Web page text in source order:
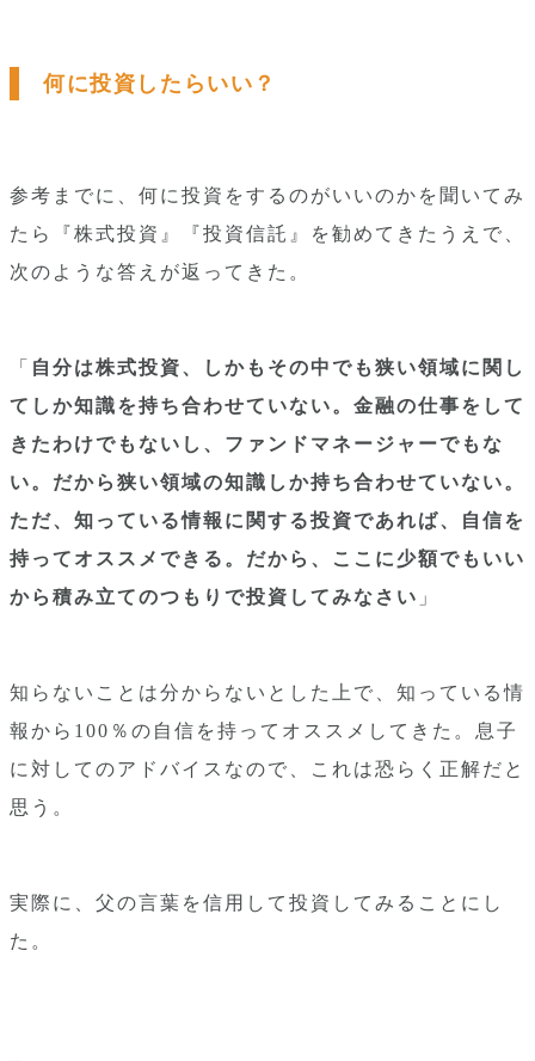
何に投資したらいい？
参考までに、何に投資をするのがいいのかを聞いてみ
たら『株式投資』『投資信託』を勧めてきたうえで、
次のような答えが返ってきた。
「 自分は株式投資、しかもその中でも狭い領域に関し
てしか知識を持ち合わせていない。金融の仕事をして
きたわけでもないし、ファンドマネージャーでもな
い。だから狭い領域の知識しか持ち合わせていない。
ただ、知っている情報に関する投資であれば、自信を
持ってオススメできる。だから、ここに少額でもいい
から積み立てのつもりで投資してみなさい 」
知らないことは分からないとした上で、知っている情
報から100％の自信を持ってオススメしてきた。息子
に対してのアドバイスなので、これは恐らく正解だと
思う。
実際に、父の言葉を信用して投資してみることにし
た。